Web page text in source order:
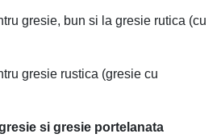
gresie, bun si la gresie rutica (cu
gresie rustica (gresie cu
si gresie portelanata